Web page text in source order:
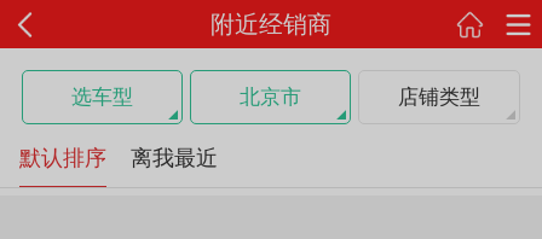
附近经销商
选车型 北京市 店铺类型
默认排序 离我最近